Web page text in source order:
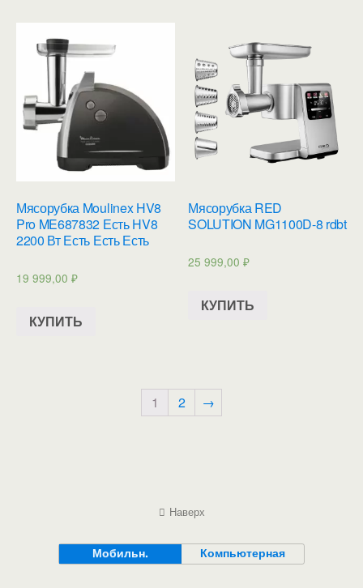
Мясорубка Moulinex HV8
Pro ME687832 Есть HV8
2200 Вт Есть Есть Есть
19 999,00 ₽
КУПИТЬ
Мясорубка RED
SOLUTION MG1100D-8 rdbt
25 999,00₽
КУПИТЬ
1 2 →
Наверх
Мобильн. Компьютерная